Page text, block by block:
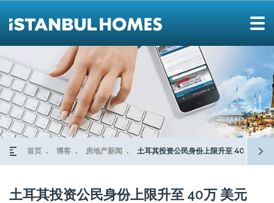
首页 博客 房地产新闻 土耳其投资公民身份上限升至 40万 美元
土耳其投资公民身份上限升至 40万 美元